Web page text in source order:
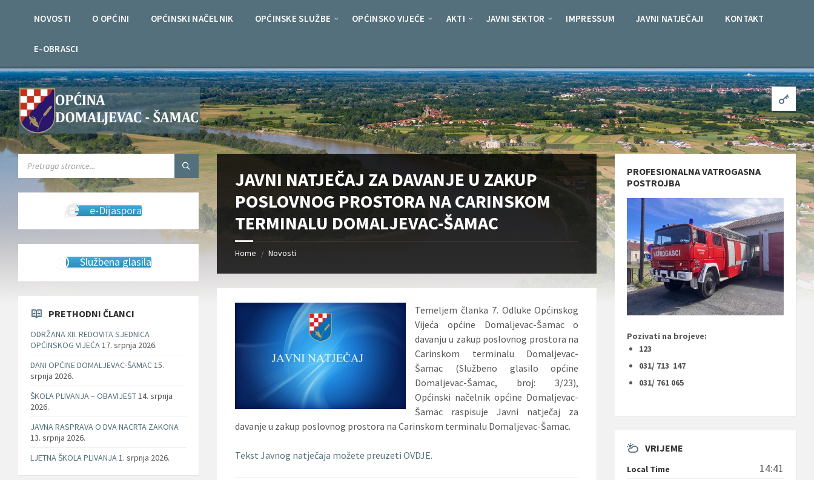
NOVOSTI O OPĆINI OPĆINSKI NAČELNIK OPĆINSKE SLUŽBE OPĆINSKO VIJEĆE AKTI JAVNI SEKTOR IMPRESSUM JAVNI NATJEČAJI KONTAKT
E-OBRASCI
JAVNI NATJEČAJ ZA DAVANJE U ZAKUP
POSLOVNOG PROSTORA NA CARINSKOM
TERMINALU DOMALJEVAC-ŠAMAC
Home / Novosti
Temeljem članka 7. Odluke Općinskog
Vijeća općine Domaljevac-Šamac o
davanju u zakup poslovnog prostora na
Carinskom terminalu Domaljevac-
Šamac (Službeno glasilo općine
Domaljevac-Šamac, broj: 3/23),
Općinski načelnik općine Domaljevac-
Šamac raspisuje Javni natječaj za
davanje u zakup poslovnog prostora na Carinskom terminalu Domaljevac-Šamac.
Tekst Javnog natječaja možete preuzeti OVDJE.
SEARCH:
e-Dijaspora
Službena glasila
PRETHODNI ČLANCI
ODRŽANA XII. REDOVITA SJEDNICA
OPĆINSKOG VIJEĆA17. srpnja 2026.
DANI OPĆINE DOMALJEVAC-ŠAMAC15.
srpnja 2026.
ŠKOLA PLIVANJA – OBAVIJEST14. srpnja
2026.
JAVNA RASPRAVA O DVA NACRTA ZAKONA
13. srpnja 2026.
LJETNA ŠKOLA PLIVANJA1. srpnja 2026.
PROFESIONALNA VATROGASNA
POSTROJBA
Pozivati na brojeve:
123
031/ 713 147
031/ 761 065
VRIJEME
Local Time 14:41